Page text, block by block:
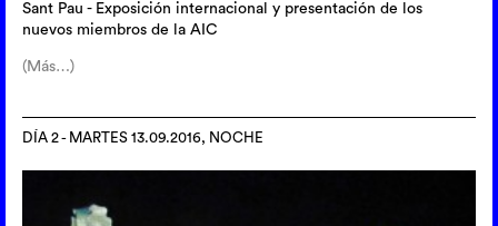
Sant Pau - Exposición internacional y presentación de los
nuevos miembros de la AIC
(Más…)
DÍA 2 - MARTES 13.09.2016, NOCHE